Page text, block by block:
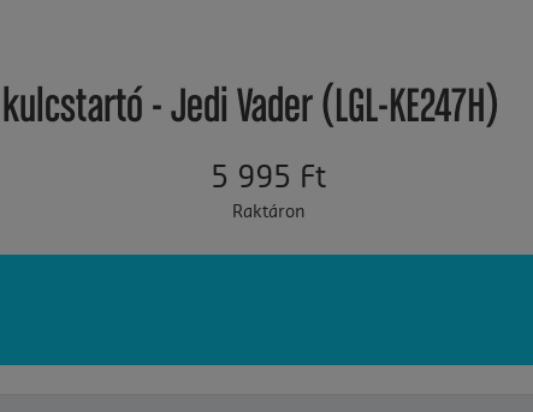
- Jedi Vader (LGL-KE247H)
5 995 Ft
Raktáron